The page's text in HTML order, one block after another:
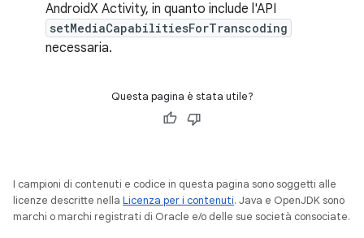
AndroidX Activity, in quanto include l'API
setMediaCapabilitiesForTranscoding
necessaria.
Questa pagina è stata utile?
I campioni di contenuti e codice in questa pagina sono soggetti alle
licenze descritte nella Licenza per i contenuti. Java e OpenJDK sono
marchi o marchi registrati di Oracle e/o delle sue società consociate.